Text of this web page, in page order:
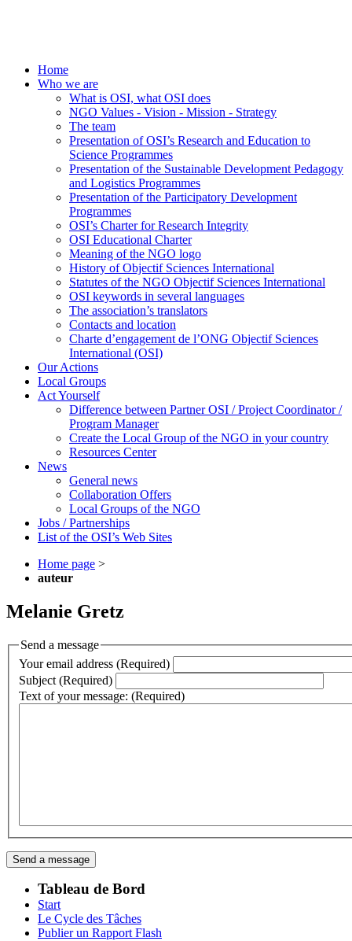
Home
Who we are
What is OSI, what OSI does
NGO Values - Vision - Mission - Strategy
The team
Presentation of OSI’s Research and Education to
Science Programmes
Presentation of the Sustainable Development Pedagogy
and Logistics Programmes
Presentation of the Participatory Development
Programmes
OSI’s Charter for Research Integrity
OSI Educational Charter
Meaning of the NGO logo
History of Objectif Sciences International
Statutes of the NGO Objectif Sciences International
OSI keywords in several languages
The association’s translators
Contacts and location
Charte d’engagement de l’ONG Objectif Sciences
International (OSI)
Our Actions
Local Groups
Act Yourself
Difference between Partner OSI / Project Coordinator /
Program Manager
Create the Local Group of the NGO in your country
Resources Center
News
General news
Collaboration Offers
Local Groups of the NGO
Jobs / Partnerships
List of the OSI’s Web Sites
Home page >
auteur
Melanie Gretz
Send a message
Your email address (Required)
Subject (Required)
Text of your message: (Required)
Tableau de Bord
Start
Le Cycle des Tâches
Publier un Rapport Flash